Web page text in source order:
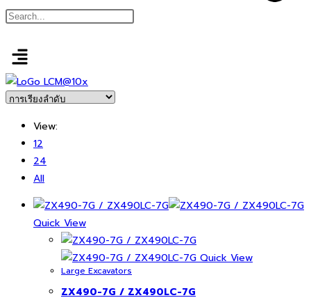
View:
12
24
All
Quick View
Quick View
Large Excavators
ZX490-7G / ZX490LC-7G